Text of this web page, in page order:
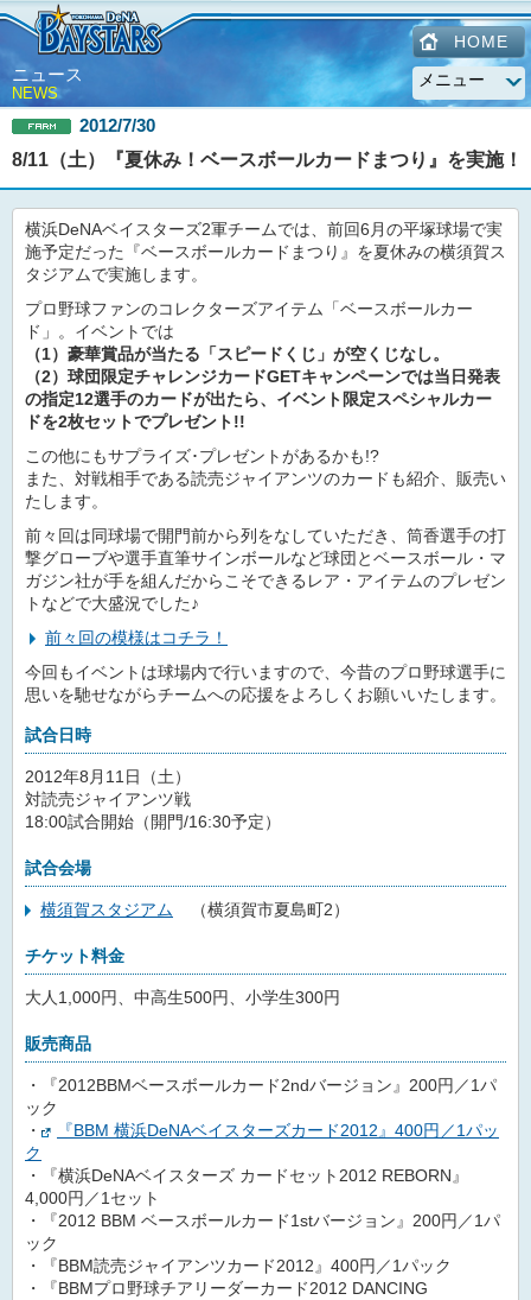
HOME
ニュース
NEWS
2012/7/30
8/11（土）『夏休み！ベースボールカードまつり』を実施！
横浜DeNAベイスターズ2軍チームでは、前回6月の平塚球場で実
施予定だった『ベースボールカードまつり』を夏休みの横須賀ス
タジアムで実施します。
プロ野球ファンのコレクターズアイテム「ベースボールカー
ド」。イベントでは
（1）豪華賞品が当たる「スピードくじ」が空くじなし。
（2）球団限定チャレンジカードGETキャンペーンでは当日発表
の指定12選手のカードが出たら、イベント限定スペシャルカー
ドを2枚セットでプレゼント!!
この他にもサプライズ･プレゼントがあるかも!?
また、対戦相手である読売ジャイアンツのカードも紹介、販売い
たします。
前々回は同球場で開門前から列をなしていただき、筒香選手の打
撃グローブや選手直筆サインボールなど球団とベースボール・マ
ガジン社が手を組んだからこそできるレア・アイテムのプレゼン
トなどで大盛況でした♪
前々回の模様はコチラ！
今回もイベントは球場内で行いますので、今昔のプロ野球選手に
思いを馳せながらチームへの応援をよろしくお願いいたします。
試合日時
2012年8月11日（土）
対読売ジャイアンツ戦
18:00試合開始（開門/16:30予定）
試合会場
横須賀スタジアム （横須賀市夏島町2）
チケット料金
大人1,000円、中高生500円、小学生300円
販売商品
・『2012BBMベースボールカード2ndバージョン』200円／1パ
ック
・
『BBM 横浜DeNAベイスターズカード2012』400円／1パッ
ク
・『横浜DeNAベイスターズ カードセット2012 REBORN』
4,000円／1セット
・『2012 BBM ベースボールカード1stバージョン』200円／1パ
ック
・『BBM読売ジャイアンツカード2012』400円／1パック
・『BBMプロ野球チアリーダーカード2012 DANCING